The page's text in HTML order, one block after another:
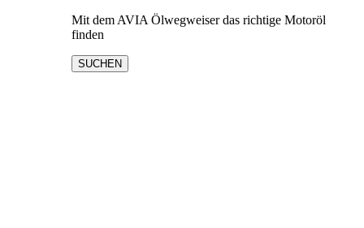
Mit dem AVIA Ölwegweiser das richtige Motoröl
finden
SUCHEN